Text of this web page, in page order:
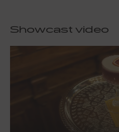
Showcast video